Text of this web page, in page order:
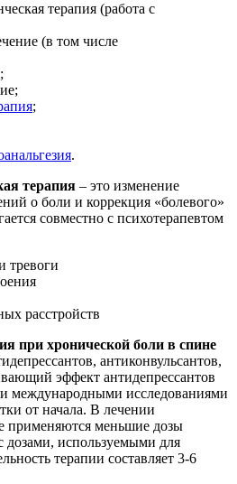
терапия (работа с
(в том числе
;
.
терапия – это изменение
о боли и коррекция «болевого»
совместно с психотерапевтом
тревоги
расстройств
при хронической боли в спине
антиконвульсантов,
эффект антидепрессантов
международными исследованиями
от начала. В лечении
применяются меньшие дозы
дозами, используемыми для
терапии составляет 3-6